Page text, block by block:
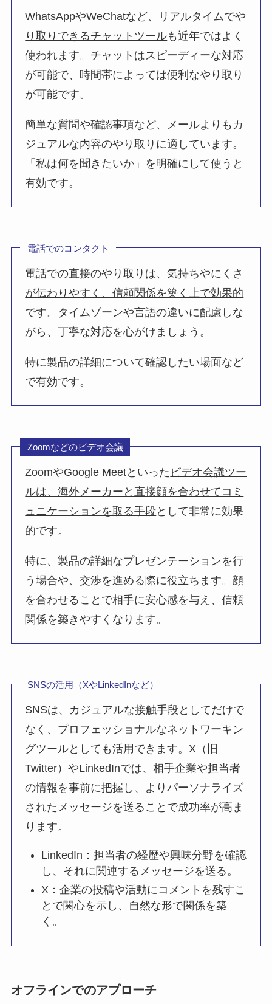
WhatsAppやWeChatなど、
リアルタイムでや
り取りできるチャットツールも近年ではよく
使われます。チャットはスピーディーな対応
が可能で、時間帯によっては便利なやり取り
が可能です。
簡単な質問や確認事項など、メールよりもカ
ジュアルな内容のやり取りに適しています。
「私は何を聞きたいか」を明確にして使うと
有効です。
電話でのコンタクト
電話での直接のやり取りは、気持ちやにくさ
が伝わりやすく、信頼関係を築く上で効果的
です。 タイムゾーンや言語の違いに配慮しな
がら、丁寧な対応を心がけましょう。
特に製品の詳細について確認したい場面など
で有効です。
Zoomなどのビデオ会議
ZoomやGoogle Meetといった ビデオ会議ツー
ルは、海外メーカーと直接顔を合わせてコミ
ュニケーションを取る手段として非常に効果
的です。
特に、製品の詳細なプレゼンテーションを行
う場合や、交渉を進める際に役立ちます。顔
を合わせることで相手に安心感を与え、信頼
関係を築きやすくなります。
SNSの活用（XやLinkedInなど）
SNSは、カジュアルな接触手段としてだけで
なく、プロフェッショナルなネットワーキン
グツールとしても活用できます。X（旧
Twitter）やLinkedInでは、相手企業や担当者
の情報を事前に把握し、よりパーソナライズ
されたメッセージを送ることで成功率が高ま
ります。
LinkedIn：担当者の経歴や興味分野を確認
し、それに関連するメッセージを送る。
X：企業の投稿や活動にコメントを残すこ
とで関心を示し、自然な形で関係を築
く。
オフラインでのアプローチ